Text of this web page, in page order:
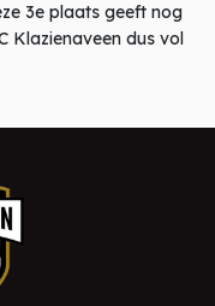
3e plaats geeft nog
Klazienaveen dus vol